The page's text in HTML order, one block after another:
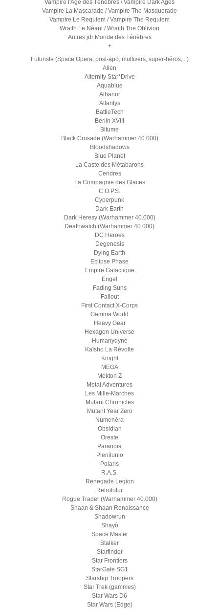
Vampire l'Age des Ténèbres / Vampire Dark Ages
Vampire La Mascarade / Vampire The Masquerade
Vampire Le Requiem / Vampire The Requiem
Wraith Le Néant / Wraith The Oblivion
Autres jdr Monde des Ténèbres
+
Futuriste (Space Opera, post-apo, multivers, super-héros,...)
Alien
Alternity Star*Drive
Aquablue
Athanor
Atlantys
BattleTech
Berlin XVIII
Bitume
Black Crusade (Warhammer 40.000)
Bloodshadows
Blue Planet
La Caste des Métabarons
Cendres
La Compagnie des Glaces
C.O.P.S.
Cyberpunk
Dark Earth
Dark Heresy (Warhammer 40.000)
Deathwatch (Warhammer 40.000)
DC Heroes
Degenesis
Dying Earth
Eclipse Phase
Empire Galactique
Engel
Fading Suns
Fallout
First Contact X-Corps
Gamma World
Heavy Gear
Hexagon Universe
Humanydyne
Kaïsho La Révolte
Knight
MEGA
Mekton Z
Metal Adventures
Les Mille-Marches
Mutant Chronicles
Mutant Year Zero
Numenéra
Obsidian
Oreste
Paranoïa
Plenilunio
Polaris
R.A.S.
Renegade Legion
Retrofutur
Rogue Trader (Warhammer 40.000)
Shaan & Shaan Renaissance
Shadowrun
Shayô
Space Master
Stalker
Starfinder
Star Frontiers
StarGate SG1
Starship Troopers
Star Trek (gammes)
Star Wars D6
Star Wars (Edge)